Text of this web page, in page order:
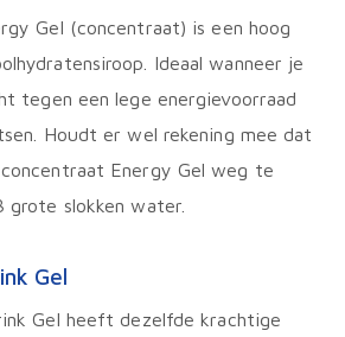
Gel (concentraat) is een hoog
Ideaal wanneer je
tegen een lege energievoorraad
Houdt er wel rekening mee dat
Energy Gel weg te
slokken water.
Gel
Gel heeft dezelfde krachtige